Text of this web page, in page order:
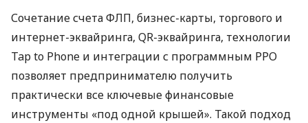
Сочетание счета ФЛП, бизнес-карты, торгового и
интернет-эквайринга, QR-эквайринга, технологии
Tap to Phone и интеграции с программным РРО
позволяет предпринимателю получить
практически все ключевые финансовые
инструменты «под одной крышей». Такой подход